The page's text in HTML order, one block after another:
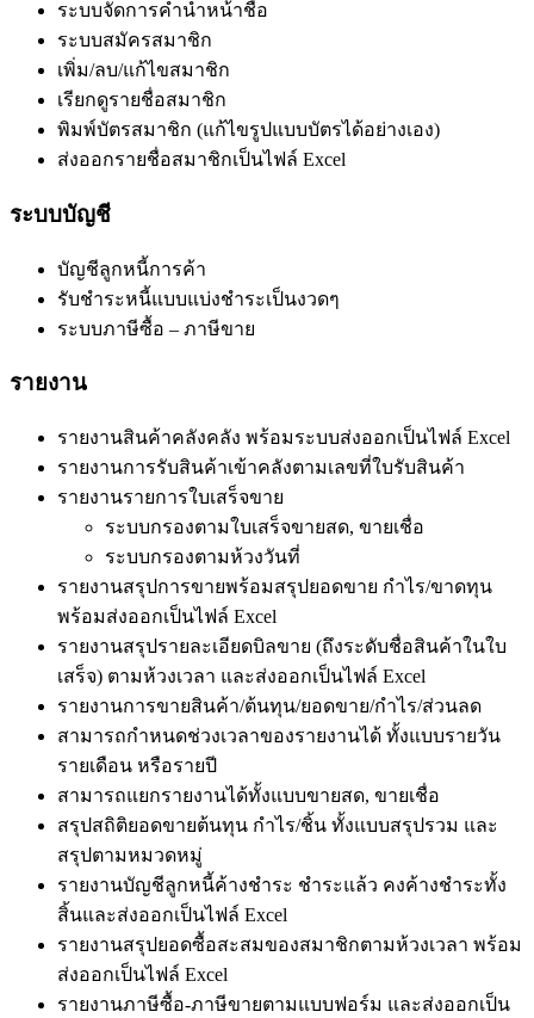
ระบบจัดการคำนำหน้าชื่อ
ระบบสมัครสมาชิก
เพิ่ม/ลบ/แก้ไขสมาชิก
เรียกดูรายชื่อสมาชิก
พิมพ์บัตรสมาชิก (แก้ไขรูปแบบบัตรได้อย่างเอง)
ส่งออกรายชื่อสมาชิกเป็นไฟล์ Excel
ระบบบัญชี
บัญชีลูกหนี้การค้า
รับชำระหนี้แบบแบ่งชำระเป็นงวดๆ
ระบบภาษีซื้อ – ภาษีขาย
รายงาน
รายงานสินค้าคลังคลัง พร้อมระบบส่งออกเป็นไฟล์ Excel
รายงานการรับสินค้าเข้าคลังตามเลขที่ใบรับสินค้า
รายงานรายการใบเสร็จขาย
ระบบกรองตามใบเสร็จขายสด, ขายเชื่อ
ระบบกรองตามห้วงวันที่
รายงานสรุปการขายพร้อมสรุปยอดขาย กำไร/ขาดทุน
พร้อมส่งออกเป็นไฟล์ Excel
รายงานสรุปรายละเอียดบิลขาย (ถึงระดับชื่อสินค้าในใบ
เสร็จ) ตามห้วงเวลา และส่งออกเป็นไฟล์ Excel
รายงานการขายสินค้า/ต้นทุน/ยอดขาย/กำไร/ส่วนลด
สามารถกำหนดช่วงเวลาของรายงานได้ ทั้งแบบรายวัน
รายเดือน หรือรายปี
สามารถแยกรายงานได้ทั้งแบบขายสด, ขายเชื่อ
สรุปสถิติยอดขายต้นทุน กำไร/ชิ้น ทั้งแบบสรุปรวม และ
สรุปตามหมวดหมู่
รายงานบัญชีลูกหนี้ค้างชำระ ชำระแล้ว คงค้างชำระทั้ง
สิ้นและส่งออกเป็นไฟล์ Excel
รายงานสรุปยอดซื้อสะสมของสมาชิกตามห้วงเวลา พร้อม
ส่งออกเป็นไฟล์ Excel
รายงานภาษีซื้อ-ภาษีขายตามแบบฟอร์ม และส่งออกเป็น